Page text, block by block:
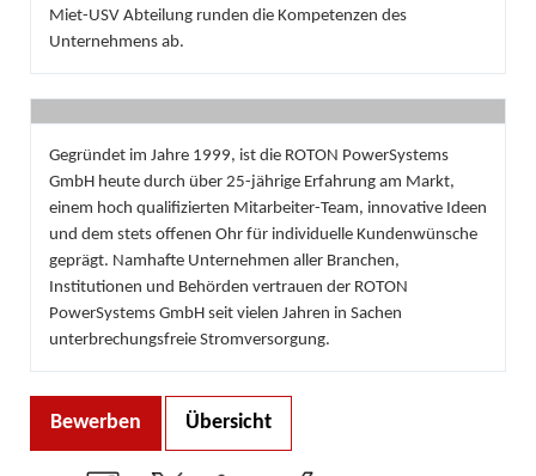
Miet-USV Abteilung runden die Kompetenzen des
Unternehmens ab.
Gegründet im Jahre 1999, ist die ROTON PowerSystems
GmbH heute durch über 25-jährige Erfahrung am Markt,
einem hoch qualifizierten Mitarbeiter-Team, innovative Ideen
und dem stets offenen Ohr für individuelle Kundenwünsche
geprägt. Namhafte Unternehmen aller Branchen,
Institutionen und Behörden vertrauen der ROTON
PowerSystems GmbH seit vielen Jahren in Sachen
unterbrechungsfreie Stromversorgung.
Bewerben Übersicht